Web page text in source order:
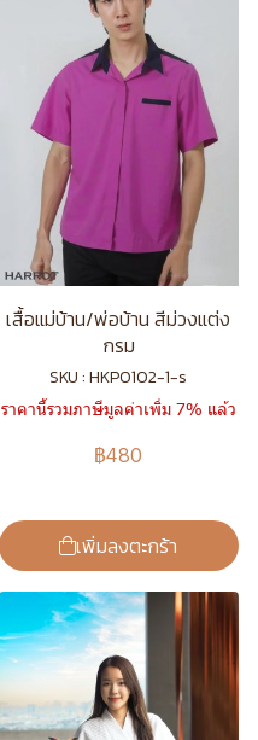
เสื้อแม่บ้าน/พ่อบ้าน สีม่วงแต่ง
กรม
SKU : HKP0102-1-s
ราคานี้รวมภาษีมูลค่าเพิ่ม 7% แล้ว
฿480
เพิ่มลงตะกร้า